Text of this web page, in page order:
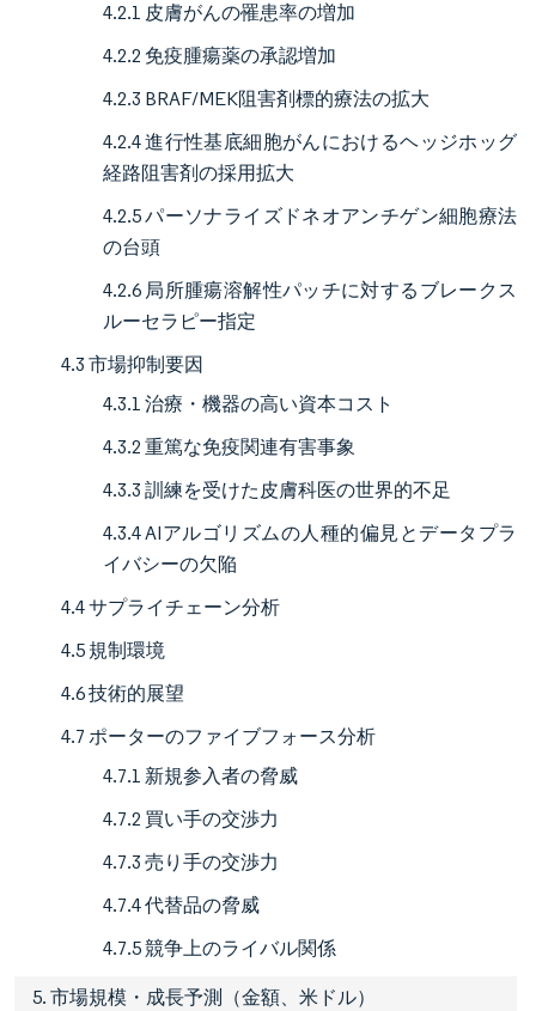
4.2.1 皮膚がんの罹患率の増加
4.2.2 免疫腫瘍薬の承認増加
4.2.3 BRAF/MEK阻害剤標的療法の拡大
4.2.4 進行性基底細胞がんにおけるヘッジホッグ
経路阻害剤の採用拡大
4.2.5 パーソナライズドネオアンチゲン細胞療法
の台頭
4.2.6 局所腫瘍溶解性パッチに対するブレークス
ルーセラピー指定
4.3 市場抑制要因
4.3.1 治療・機器の高い資本コスト
4.3.2 重篤な免疫関連有害事象
4.3.3 訓練を受けた皮膚科医の世界的不足
4.3.4 AIアルゴリズムの人種的偏見とデータプラ
イバシーの欠陥
4.4 サプライチェーン分析
4.5 規制環境
4.6 技術的展望
4.7 ポーターのファイブフォース分析
4.7.1 新規参入者の脅威
4.7.2 買い手の交渉力
4.7.3 売り手の交渉力
4.7.4 代替品の脅威
4.7.5 競争上のライバル関係
5. 市場規模・成長予測（金額、米ドル）